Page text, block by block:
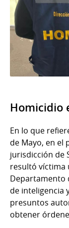
Homicidio
En lo que
de Mayo, en el
jurisdicción de
resultó víctima
Departamento
de inteligencia
presuntos
obtener